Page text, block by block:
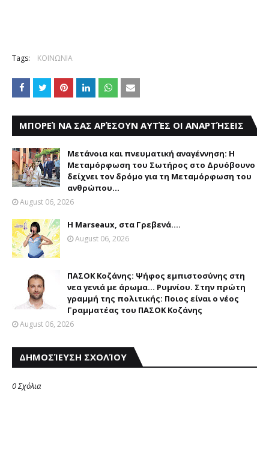
Tags: ΚΟΙΝΩΝΙΑ
ΜΠΟΡΕΊ ΝΑ ΣΑΣ ΑΡΈΣΟΥΝ ΑΥΤΈΣ ΟΙ ΑΝΑΡΤΉΣΕΙΣ
Μετάνοια και πνευματική αναγέννηση: Η
Μεταμόρφωση του Σωτήρος στο Δρυόβουνο
δείχνει τον δρόμο για τη Μεταμόρφωση του
ανθρώπου...
August 06, 2026
Η Marseaux, στα Γρεβενά….
August 06, 2026
ΠΑΣΟΚ Κοζάνης: Ψήφος εμπιστοσύνης στη
νεα γενιά με άρωμα... Ρυμνίου. Στην πρώτη
γραμμή της πολιτικής: Ποιος είναι ο νέος
Γραμματέας του ΠΑΣΟΚ Κοζάνης
August 06, 2026
ΔΗΜΟΣΊΕΥΣΗ ΣΧΟΛΊΟΥ
0 Σχόλια